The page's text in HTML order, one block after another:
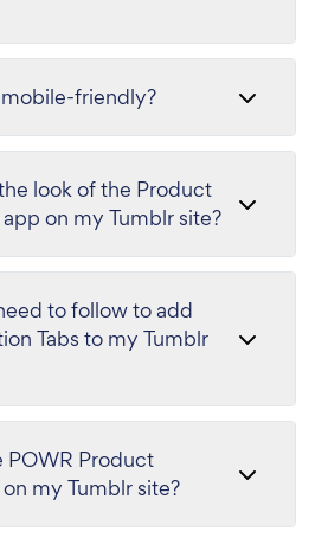
friendly?
look of the Product
on my Tumblr site?
to follow to add
Tabs to my Tumblr
POWR Product
my Tumblr site?